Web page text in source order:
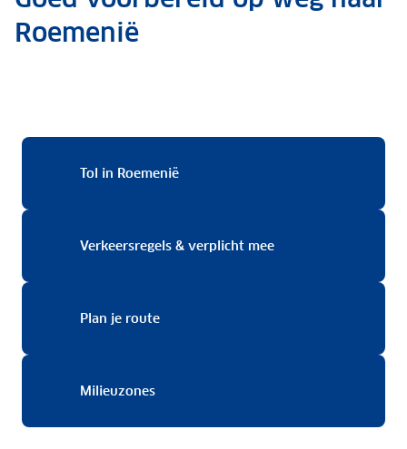
Roemenië
Tol in RoemeniëTol in Roemenië
Verkeersregels & verplicht meeVerkeersregels &
Plan je routePlan je route
MilieuzonesMilieuzones